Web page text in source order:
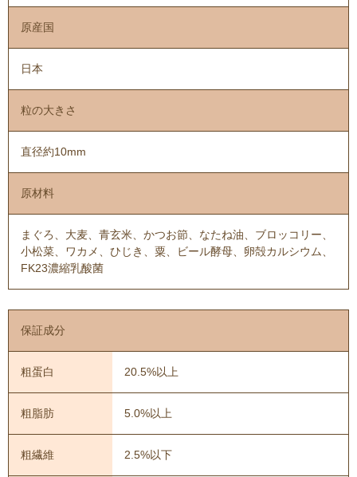
原産国
日本
粒の大きさ
直径約10mm
原材料
まぐろ、大麦、青玄米、かつお節、なたね油、ブロッコリー、
小松菜、ワカメ、ひじき、粟、ビール酵母、卵殻カルシウム、
FK23濃縮乳酸菌
保証成分
粗蛋白 20.5%以上
粗脂肪 5.0%以上
粗繊維 2.5%以下